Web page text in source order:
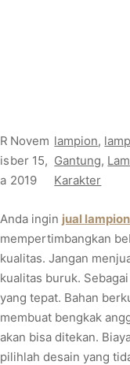
R
is
a
Novem
ber 15,
2019
lampion,
Gantung,
Karakter
Anda ingin jual
mempertimbangkan
kualitas. Jangan
kualitas buruk.
yang tepat. Bahan
membuat bengkak
akan bisa ditekan.
pilihlah desain yang